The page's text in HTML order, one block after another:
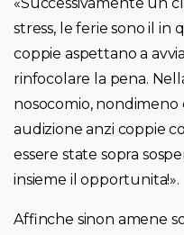
«Successivamente un
stress, le ferie sono il
coppie aspettano a
rinfocolare la pena.
nosocomio, nondimeno
audizione anzi coppie
essere state sopra
insieme il opportunita!».
Affinche sinon amene